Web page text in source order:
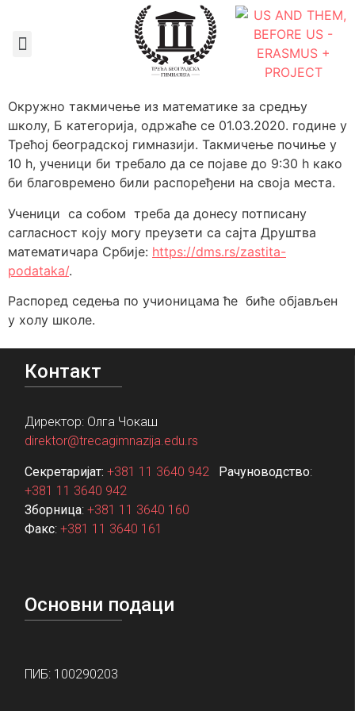
Окружно такмичење из математике за средњу
школу, Б категорија, одржаће се 01.03.2020. године у
Трећој београдској гимназији. Такмичење почиње у
10 h, ученици би требало да се појаве до 9:30 h како
би благовремено били распоређени на своја места.
Ученици са собом треба да донесу потписану
сагласност коју могу преузети са сајта Друштва
математичара Србије: https://dms.rs/zastita-
podataka/.
Распоред седења по учионицама ће биће објављен
у холу школе.
Контакт
Директор: Олга Чокаш
direktor@trecagimnazija.edu.rs
Секретаријат: +381 11 3640 942 Рачуноводство:
+381 11 3640 942
Зборница:+381 11 3640 160
Факс:+381 11 3640 161
Основни подаци
ПИБ: 100290203